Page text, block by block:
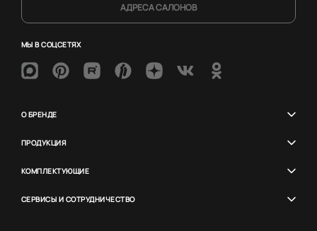
АДРЕСА САЛОНОВ
МЫ В СОЦСЕТЯХ
О БРЕНДЕ
ПРОДУКЦИЯ
КОМПЛЕКТУЮЩИЕ
СЕРВИСЫ И СОТРУДНИЧЕСТВО